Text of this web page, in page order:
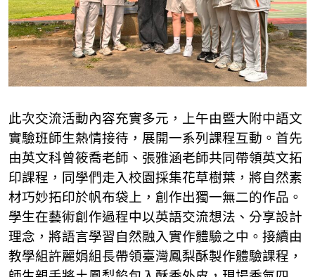
此次交流活動內容充實多元，上午由暨大附中語文
實驗班師生熱情接待，展開一系列課程互動。首先
由英文科曾筱喬老師、張雅涵老師共同帶領英文拓
印課程，同學們走入校園採集花草樹葉，將自然素
材巧妙拓印於帆布袋上，創作出獨一無二的作品。
學生在藝術創作過程中以英語交流想法、分享設計
理念，將語言學習自然融入實作體驗之中。接續由
教學組許麗娟組長帶領臺灣鳳梨酥製作體驗課程，